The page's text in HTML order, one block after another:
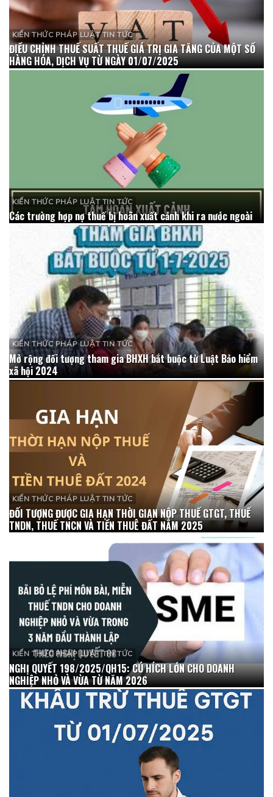
KIẾN THỨC PHÁP LUẬT TIN TỨC
ĐIỀU CHỈNH THUẾ SUẤT THUẾ GIÁ TRỊ GIA TĂNG CỦA MỘT SỐ
HÀNG HÓA, DỊCH VỤ TỪ NGÀY 01/07/2025
KIẾN THỨC PHÁP LUẬT TIN TỨC
Các trường hợp nợ thuế bị hoãn xuất cảnh khi ra nước ngoài
KIẾN THỨC PHÁP LUẬT TIN TỨC
Mở rộng đối tượng tham gia BHXH bắt buộc từ Luật Bảo hiểm
xã hội 2024
KIẾN THỨC PHÁP LUẬT TIN TỨC
ĐỐI TƯỢNG ĐƯỢC GIA HẠN THỜI GIAN NỘP THUẾ GTGT, THUẾ
TNDN, THUẾ TNCN VÀ TIỀN THUÊ ĐẤT NĂM 2025
KIẾN THỨC PHÁP LUẬT TIN TỨC
NGHỊ QUYẾT 198/2025/QH15: CÚ HÍCH LỚN CHO DOANH
NGHIỆP NHỎ VÀ VỪA TỪ NĂM 2026